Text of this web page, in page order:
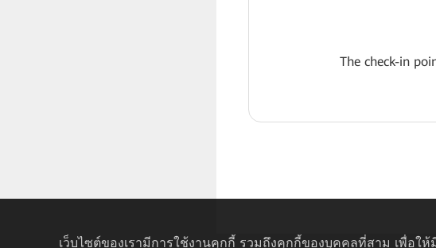
The check-in
เว็บไซต์ของเรามีการใช้งานคุกกี้ รวมถึงคุกกี้ของบุคคลที่สาม เพื่อให้